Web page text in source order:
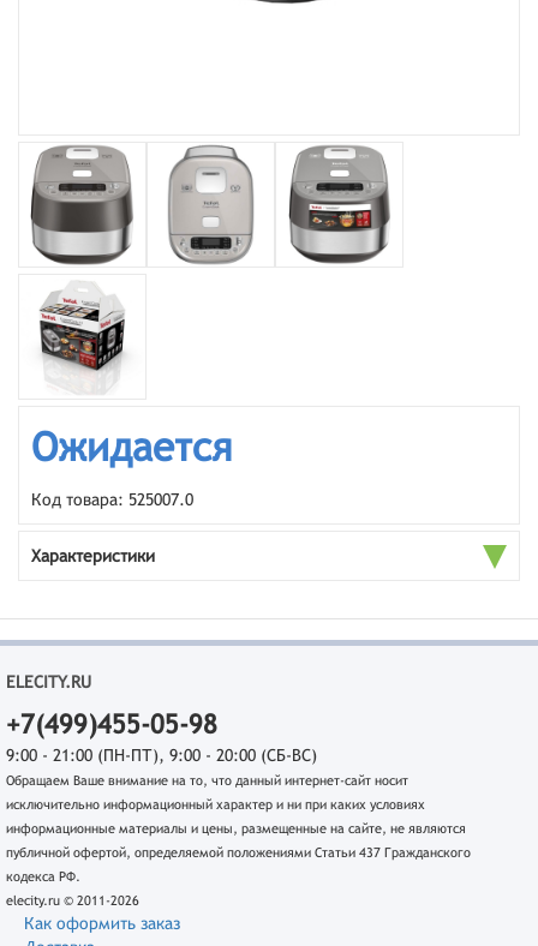
Ожидается
Код товара: 525007.0
Характеристики
ELECITY.RU
+7(499)455-05-98
9:00 - 21:00 (ПН-ПТ), 9:00 - 20:00 (СБ-ВС)
Обращаем Ваше внимание на то, что данный интернет-сайт носит
исключительно информационный характер и ни при каких условиях
информационные материалы и цены, размещенные на сайте, не являются
публичной офертой, определяемой положениями Статьи 437 Гражданского
кодекса РФ.
elecity.ru © 2011-2026
Как оформить заказ